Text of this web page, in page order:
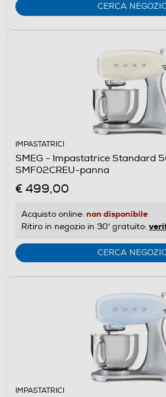
CERCA
IMPASTATRICI
SMEG - Impastatrice Standard
SMF02CREU-panna
€ 499,00
Acquisto online: non disponibile
Ritiro in negozio in 30' gratuito:
CERCA
IMPASTATRICI